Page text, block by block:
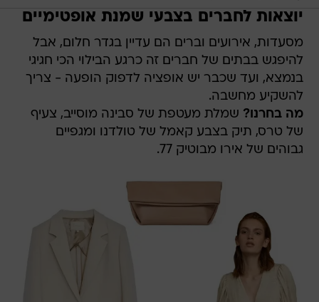
יוצאות לחברים בצבעי שמנת אופטימיים
מסעדות, אירועים וברים הם עדיין בגדר חלום, אבל
להיפגש בבתים של חברים זה כרגע הבילוי הכי חגיגי
בנמצא, ועד שכבר יש אופציה לדפוק הופעה - צריך
להשקיע מחשבה.
מה בחרנו? שמלת מעטפת של סבינה מוסייב, צעיף
של טרס, תיק בצבע קאמל של טולדנו ומגפיים
גבוהים של אירו מבוטיק 77.